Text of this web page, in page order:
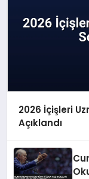
2026 İçişleri
Açıklandı